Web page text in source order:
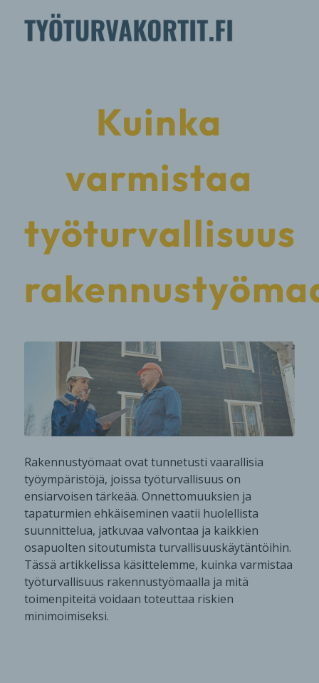
Kuinka
varmistaa
työturvallisuus
Rakennustyömaat ovat tunnetusti vaarallisia
työympäristöjä, joissa työturvallisuus on
ensiarvoisen tärkeää. Onnettomuuksien ja
tapaturmien ehkäiseminen vaatii huolellista
suunnittelua, jatkuvaa valvontaa ja kaikkien
osapuolten sitoutumista turvallisuuskäytäntöihin.
Tässä artikkelissa käsittelemme, kuinka varmistaa
työturvallisuus rakennustyömaalla ja mitä
toimenpiteitä voidaan toteuttaa riskien
minimoimiseksi.